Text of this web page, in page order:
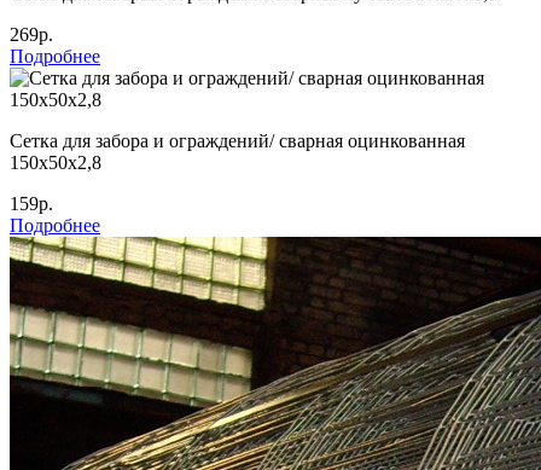
269р.
Подробнее
Сетка для забора и ограждений/ сварная оцинкованная
150х50х2,8
159р.
Подробнее